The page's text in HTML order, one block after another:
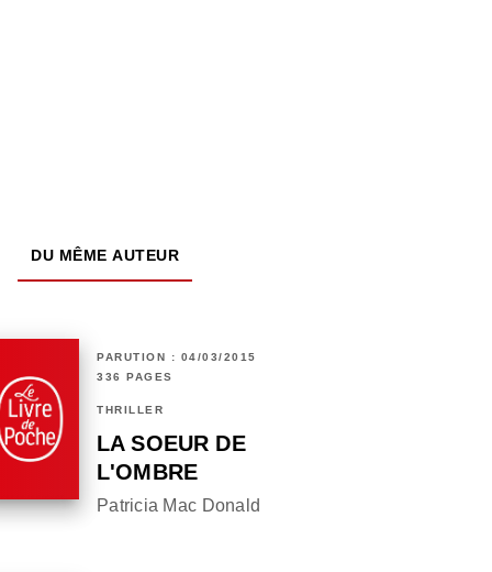
DU MÊME AUTEUR
PARUTION : 04/03/2015
336 PAGES
THRILLER
LA SOEUR DE
L'OMBRE
Patricia Mac Donald